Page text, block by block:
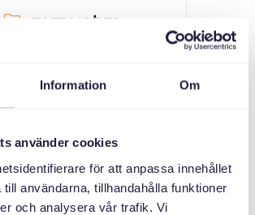
Information Om
använder cookies
för att anpassa innehållet
användarna, tillhandahålla funktioner
och analysera vår trafik. Vi
KATEGORILER
toplantıları